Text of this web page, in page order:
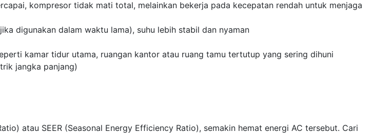
kompresor tidak mati total, melainkan bekerja pada kecepatan rendah untuk menjaga
digunakan dalam waktu lama), suhu lebih stabil dan nyaman
kamar tidur utama, ruangan kantor atau ruang tamu tertutup yang sering dihuni
jangka panjang)
atau SEER (Seasonal Energy Efficiency Ratio), semakin hemat energi AC tersebut. Cari